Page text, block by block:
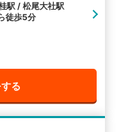
駅 / 松尾大社駅
徒歩5分
る